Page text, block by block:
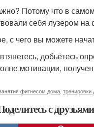
Потому что в
себя лузером
с чего вы можете
добьётесь
мотивации,
фитнесом дома
с